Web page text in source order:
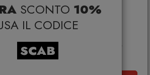
cumulabile con altre promo e non
applicabile su:
Casa, Samsonite, BBB Italia,
Memphis, Plust, Samsung, Faber,
Zafferano, VG, Slide
SCONTO 10%
IL CODICE
SCAB